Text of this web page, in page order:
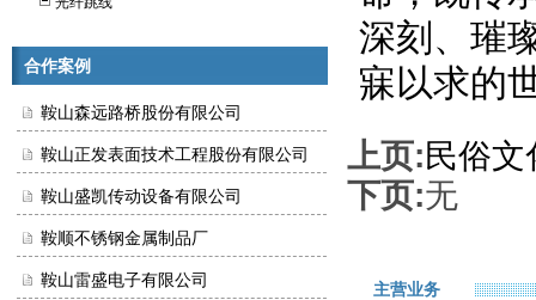
合作案例
鞍山森远路桥股份有限公司
鞍山正发表面技术工程股份有限公司
鞍山盛凯传动设备有限公司
鞍顺不锈钢金属制品厂
鞍山雷盛电子有限公司
深刻、璀
寐以求的
上页:民俗
下页:无
主营业务